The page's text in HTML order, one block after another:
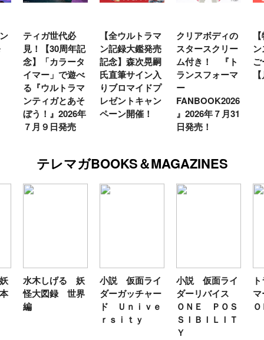
ティガ世代必
見！【30周年記
念】「カラータ
イマー」で遊べ
る『ウルトラマ
ンティガとあそ
ぼう！』2026年
７月９日発売
【全ウルトラマ
ン記録大鑑発売
記念】森次晃嗣
氏直筆サイン入
りブロマイドプ
レゼントキャン
ペーン開催！
クリアボディの
スタースクリー
ム付き！ 『ト
ランスフォーマ
ー
FANBOOK2026
』2026年７月31
日発売！
テレマガBOOKS＆MAGAZINES
水木しげる 妖
怪大図録 世界
編
小説 仮面ライ
ダーガッチャー
ド Ｕｎｉｖｅ
ｒｓｉｔｙ
小説 仮面ライ
ダーリバイス
ＯＮＥ ＰＯＳ
ＳＩＢＩＬＩＴ
Ｙ